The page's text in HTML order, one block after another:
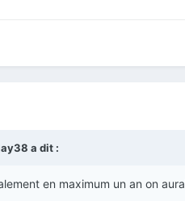
a dit :
en maximum un an on